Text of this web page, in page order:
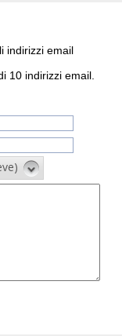
indirizzi email
10 indirizzi email.